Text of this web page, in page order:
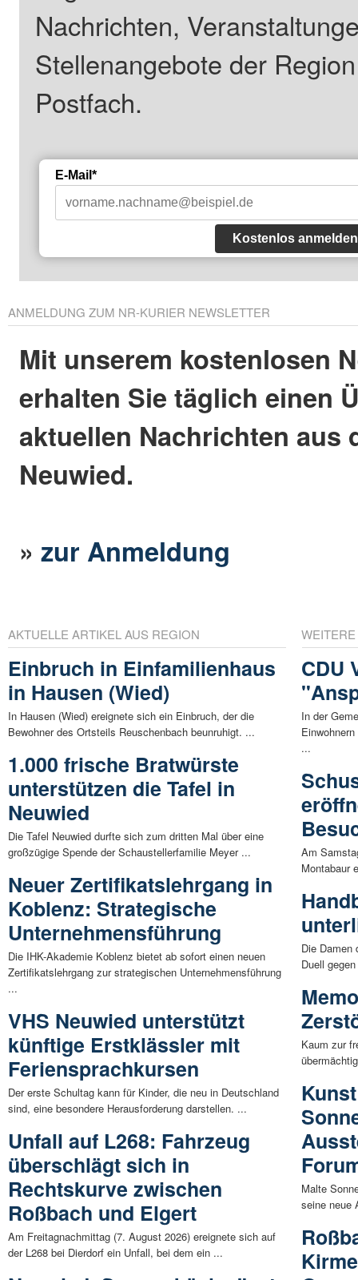
Nachrichten,
Stellenangebote der
Postfach.
E-Mail*
Kostenlos anmelden
ANMELDUNG ZUM NR-KURIER NEWSLETTER
Mit unserem kostenlosen
erhalten Sie täglich einen
aktuellen Nachrichten aus
Neuwied.
»zur Anmeldung
AKTUELLE ARTIKEL AUS REGION
Einbruch in Einfamilienhaus
in Hausen (Wied)
In Hausen (Wied) ereignete sich ein Einbruch, der die
Bewohner des Ortsteils Reuschenbach beunruhigt. ...
1.000 frische Bratwürste
unterstützen die Tafel in
Neuwied
Die Tafel Neuwied durfte sich zum dritten Mal über eine
großzügige Spende der Schaustellerfamilie Meyer ...
Neuer Zertifikatslehrgang in
Koblenz: Strategische
Unternehmensführung
Die IHK-Akademie Koblenz bietet ab sofort einen neuen
Zertifikatslehrgang zur strategischen Unternehmensführung
...
VHS Neuwied unterstützt
künftige Erstklässler mit
Feriensprachkursen
Der erste Schultag kann für Kinder, die neu in Deutschland
sind, eine besondere Herausforderung darstellen. ...
Unfall auf L268: Fahrzeug
überschlägt sich in
Rechtskurve zwischen
Roßbach und Elgert
Am Freitagnachmittag (7. August 2026) ereignete sich auf
der L268 bei Dierdorf ein Unfall, bei dem ein ...
CDU
In der
...
Am
Montabaur
Die Damen
Duell
Kaum zur
Malte
seine neue